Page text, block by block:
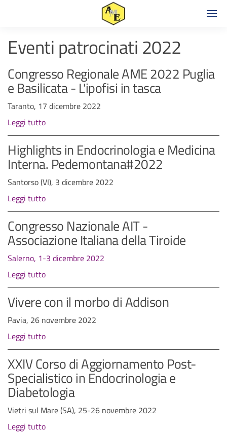
Eventi patrocinati 2022
Congresso Regionale AME 2022 Puglia
e Basilicata - L'ipofisi in tasca
Taranto, 17 dicembre 2022
Leggi tutto
Highlights in Endocrinologia e Medicina
Interna. Pedemontana#2022
Santorso (VI), 3 dicembre 2022
Leggi tutto
Congresso Nazionale AIT -
Associazione Italiana della Tiroide
Salerno, 1-3 dicembre 2022
Leggi tutto
Vivere con il morbo di Addison
Pavia, 26 novembre 2022
Leggi tutto
XXIV Corso di Aggiornamento Post-
Specialistico in Endocrinologia e
Diabetologia
Vietri sul Mare (SA), 25-26 novembre 2022
Leggi tutto